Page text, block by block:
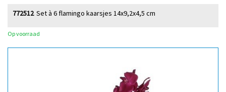
Set à 6 flamingo kaarsjes 14x9,2x4,5 cm
772512
Op voorraad